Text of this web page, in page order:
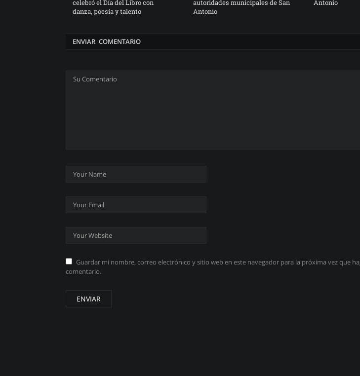
celebró el Día del Libro con
danza, poesía y talento
autoridades municipales de San
Antonio
Antonio
ENVIAR COMENTARIO
Guardar mi nombre, correo electrónico y sitio web en este navegador para la próxima vez que
comentario.